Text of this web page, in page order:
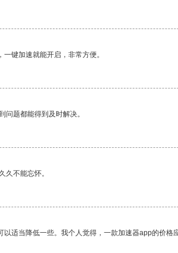
键加速就能开启，非常方便。
问题都能得到及时解决。
久不能忘怀。
适当降低一些。我个人觉得，一款加速器app的价格